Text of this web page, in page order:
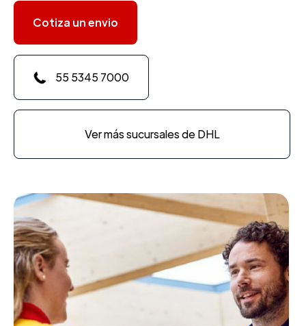
Cotiza un envio
55 5345 7000
Ver más sucursales de DHL